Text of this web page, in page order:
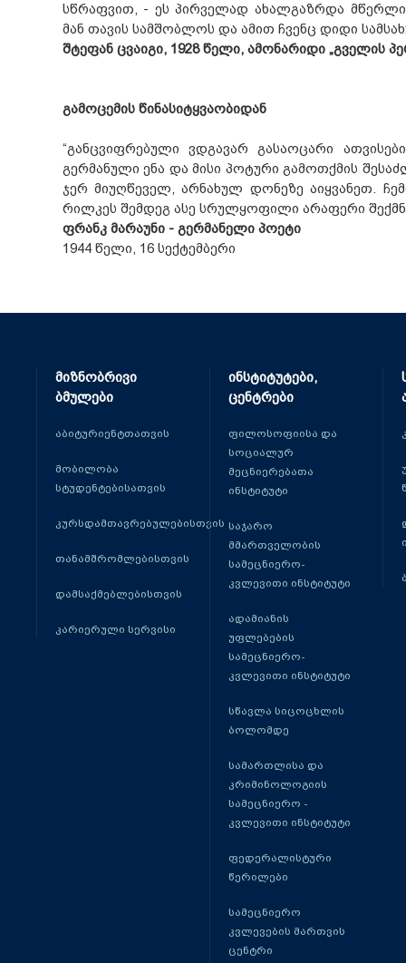
სწრაფვით, - ეს პირველად ახალგაზრდა
მან თავის სამშობლოს და ამით ჩვენც დიდი
შტეფან ცვაიგი, 1928 წელი, ამონარიდი „გველის
გამოცემის წინასიტყვაობიდან
“განცვიფრებული ვდგავარ გასაოცარი
გერმანული ენა და მისი პოტური გამოთქმის
ჯერ მიუღწეველ, არნახულ დონეზე აიყვანეთ.
რილკეს შემდეგ ასე სრულყოფილი არაფერი
ფრანკ მარაუნი - გერმანელი პოეტი
1944 წელი, 16 სექტემბერი
მიზნობრივი
ბმულები
აბიტურიენტთათვის
მობილობა
სტუდენტებისათვის
კურსდამთავრებულებისთვის
თანამშრომლებისთვის
დამსაქმებლებისთვის
კარიერული სერვისი
ინსტიტუტები,
ცენტრები
ფილოსოფიისა და
სოციალურ
მეცნიერებათა
ინსტიტუტი
საჯარო
მმართველობის
სამეცნიერო-
კვლევითი ინსტიტუტი
ადამიანის
უფლებების
სამეცნიერო-
კვლევითი ინსტიტუტი
სწავლა სიცოცხლის
ბოლომდე
სამართლისა და
კრიმინოლოგიის
სამეცნიერო -
კვლევითი ინსტიტუტი
ფედერალისტური
წერილები
სამეცნიერო
კვლევების მართვის
ცენტრი